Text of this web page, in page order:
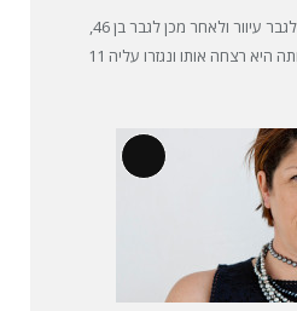
כאישה שנייה. לאחר שאנס אותה היא רצחה אותו ונגזרו עליה 11
תיאור